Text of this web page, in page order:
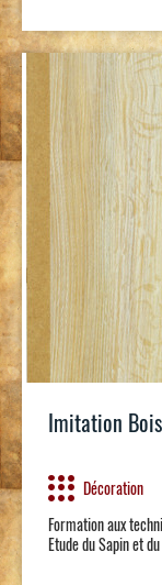
Imitation
Décoration
Formation aux
Etude du Sapin et